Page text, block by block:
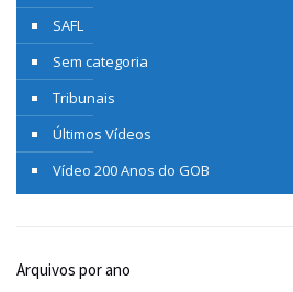
SAFL
Sem categoria
Tribunais
Últimos Vídeos
Vídeo 200 Anos do GOB
Arquivos por ano